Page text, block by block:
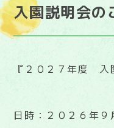
入園説明会の
『２０２７年度 入
日時：２０２６年９